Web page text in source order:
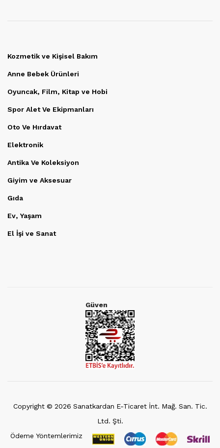
Kozmetik ve Kişisel Bakım
Anne Bebek Ürünleri
Oyuncak, Film, Kitap ve Hobi
Spor Alet Ve Ekipmanları
Oto Ve Hırdavat
Elektronik
Antika Ve Koleksiyon
Giyim ve Aksesuar
Gıda
Ev, Yaşam
El İşi ve Sanat
Güven
Copyright © 2026 Sanatkardan E-Ticaret İnt. Mağ. San. Tic.
Ltd. Şti.
Ödeme Yöntemlerimiz